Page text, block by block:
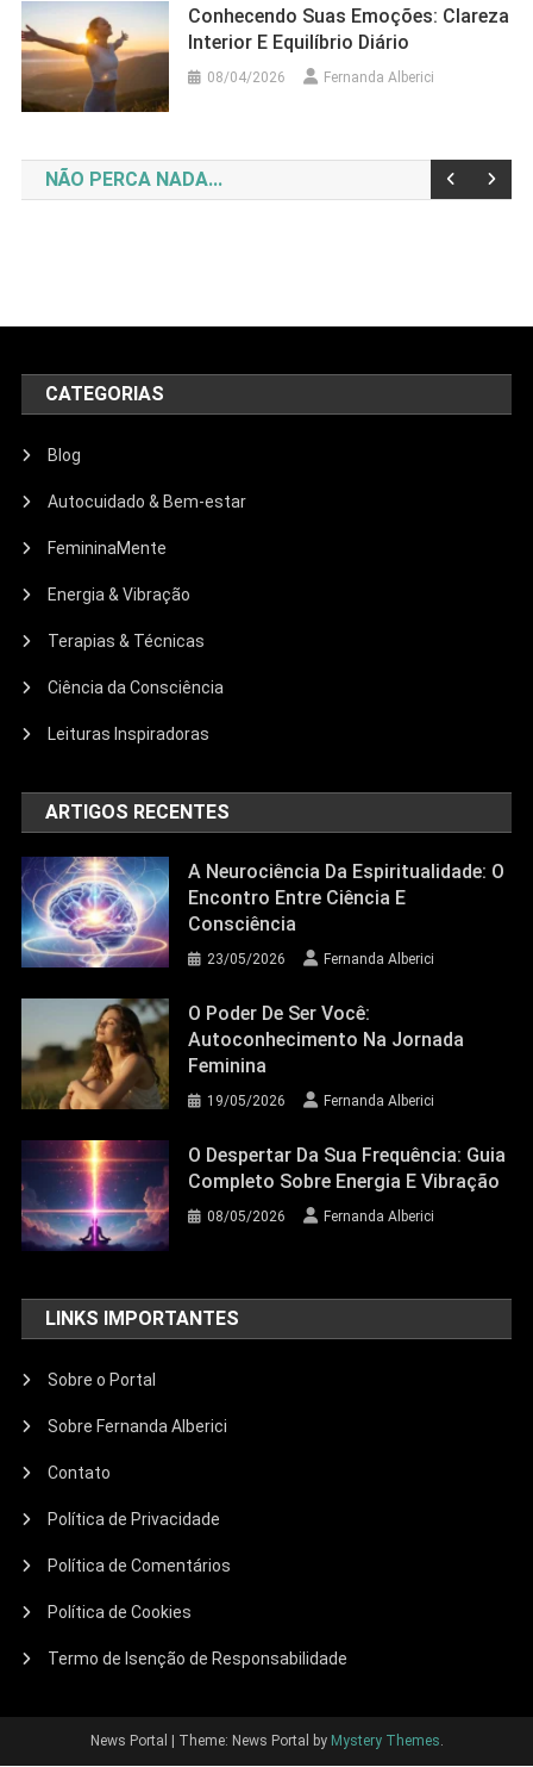
Conhecendo Suas Emoções: Clareza
Interior E Equilíbrio Diário
08/04/2026 Fernanda Alberici
NÃO PERCA NADA...
Ciência Da Consciência
A Neurociência Da Espiritualidade: O
Encontro Entre Ciência E Consciência
23/05/2026 Fernanda Alberici
O Poder De Ser Você:
Autoconhecimento Na Jornada
CATEGORIAS
Blog
Autocuidado & Bem-estar
FemininaMente
Energia & Vibração
Terapias & Técnicas
Ciência da Consciência
Leituras Inspiradoras
ARTIGOS RECENTES
A Neurociência Da Espiritualidade: O
Encontro Entre Ciência E
Consciência
23/05/2026 Fernanda Alberici
O Poder De Ser Você:
Autoconhecimento Na Jornada
Feminina
19/05/2026 Fernanda Alberici
O Despertar Da Sua Frequência: Guia
Completo Sobre Energia E Vibração
08/05/2026 Fernanda Alberici
LINKS IMPORTANTES
Sobre o Portal
Sobre Fernanda Alberici
Contato
Política de Privacidade
Política de Comentários
Política de Cookies
Termo de Isenção de Responsabilidade
News Portal | Theme: News Portal by Mystery Themes.